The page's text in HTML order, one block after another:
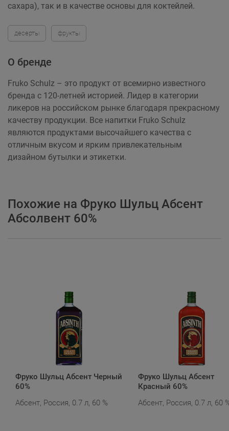
сахара), так и в качестве основы для коктейлей.
десерты фрукты
О бренде
Fruko Schulz – это продукт от всемирно известного
бренда с 120-летней историей. Лидер в категории
ликеров на российском рынке благодаря прекрасному
качеству продукции. Все напитки Fruko Schulz
являются продуктами высочайшего качества с
отличным вкусом и ярким привлекательным
дизайном бутылки и этикетки.
Похожие на Фруко Шульц Абсент
Абсолвент 60%
Фруко Шульц Абсент Черный
60%
Абсент, Россия, 0.7 л, 60 %
Фруко Шульц Абсент
Красный 60%
Абсент, Россия, 0.7 л, 60